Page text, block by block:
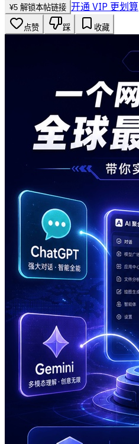
¥5 解锁本帖链接 开通 VIP 更划算
点赞 踩 收藏